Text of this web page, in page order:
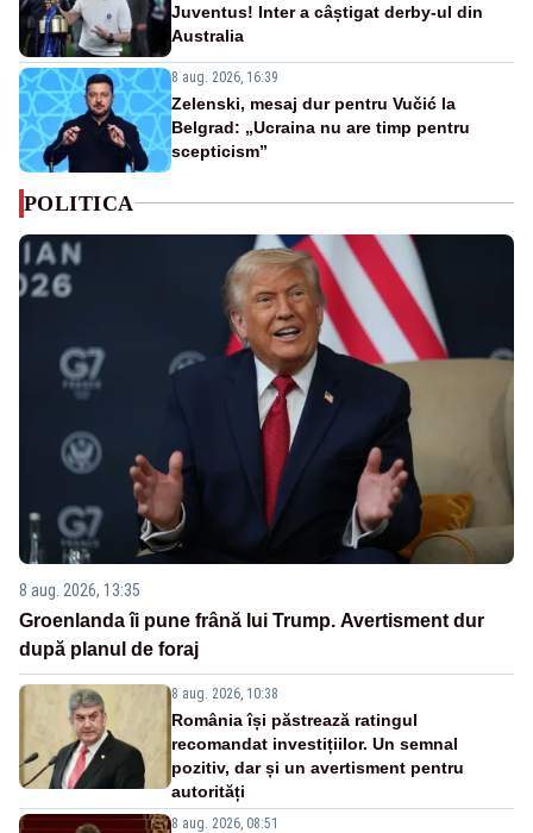
Juventus! Inter a câștigat derby-ul din
Australia
8 aug. 2026, 16:39
Zelenski, mesaj dur pentru Vučić la
Belgrad: „Ucraina nu are timp pentru
scepticism”
POLITICA
8 aug. 2026, 13:35
Groenlanda îi pune frână lui Trump. Avertisment dur
după planul de foraj
8 aug. 2026, 10:38
România își păstrează ratingul
recomandat investițiilor. Un semnal
pozitiv, dar și un avertisment pentru
autorități
8 aug. 2026, 08:51